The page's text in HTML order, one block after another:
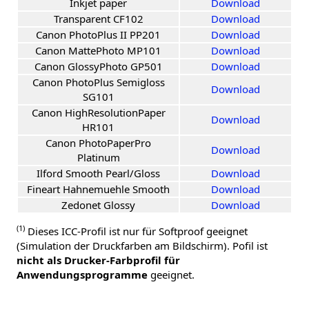
Transparent CF102
Download
Canon PhotoPlus II PP201
Download
Canon MattePhoto MP101
Download
Canon GlossyPhoto GP501
Download
Canon PhotoPlus Semigloss
SG101
Download
Canon HighResolutionPaper
HR101
Download
Canon PhotoPaperPro
Platinum
Download
Ilford Smooth Pearl/Gloss
Download
Fineart Hahnemuehle Smooth
Download
Zedonet Glossy
Download
(1) Dieses ICC-Profil ist nur für Softproof geeignet
(Simulation der Druckfarben am Bildschirm). Pofil ist
nicht als Drucker-Farbprofil für
Anwendungsprogramme geeignet.